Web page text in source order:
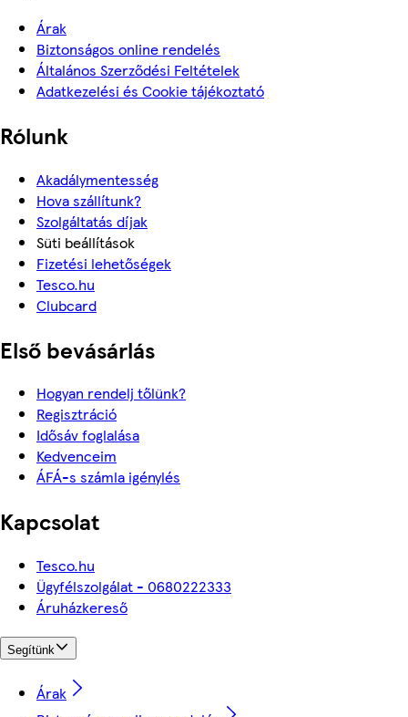
Árak
Biztonságos online rendelés
Általános Szerződési Feltételek
Adatkezelési és Cookie tájékoztató
Rólunk
Akadálymentesség
Hova szállítunk?
Szolgáltatás díjak
Süti beállítások
Fizetési lehetőségek
Tesco.hu
Clubcard
Első bevásárlás
Hogyan rendelj tőlünk?
Regisztráció
Idősáv foglalása
Kedvenceim
ÁFÁ-s számla igénylés
Kapcsolat
Tesco.hu
Ügyfélszolgálat - 0680222333
Áruházkereső
Segítünk
Árak